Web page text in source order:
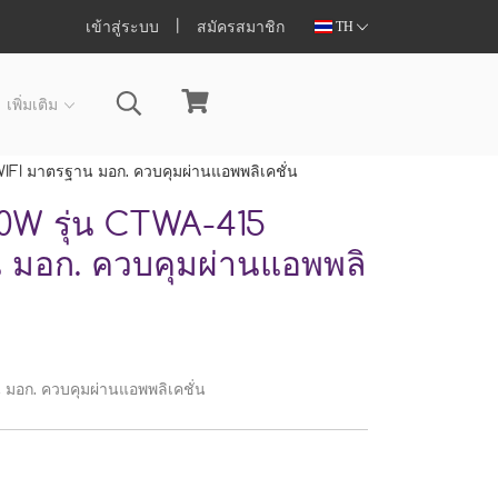
เข้าสู่ระบบ สมัครสมาชิก TH
เพิ่มเติม
มาตรฐาน มอก. ควบคุมผ่านแอพพลิเคชั่น
รุ่น CTWA-415
มอก. ควบคุมผ่านแอพพลิ
มอก. ควบคุมผ่านแอพพลิเคชั่น